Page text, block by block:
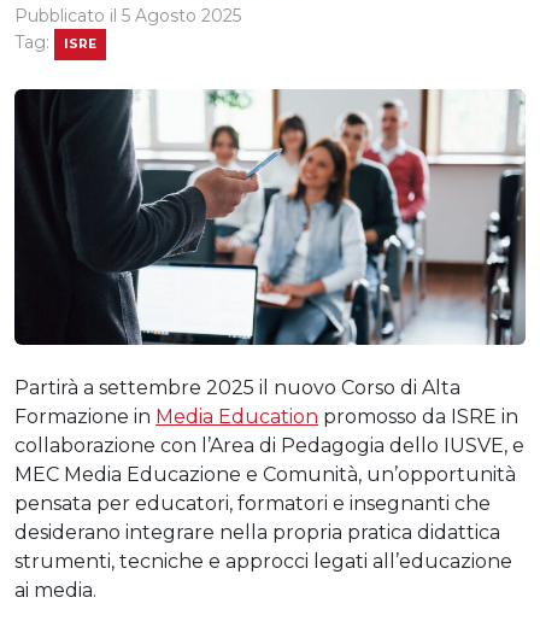
Pubblicato il 5 Agosto 2025
Tag:
ISRE
Partirà a settembre 2025 il nuovo Corso di Alta
Formazione in Media Education promosso da ISRE in
collaborazione con l’Area di Pedagogia dello IUSVE, e
MEC Media Educazione e Comunità, un’opportunità
pensata per educatori, formatori e insegnanti che
desiderano integrare nella propria pratica didattica
strumenti, tecniche e approcci legati all’educazione
ai media.